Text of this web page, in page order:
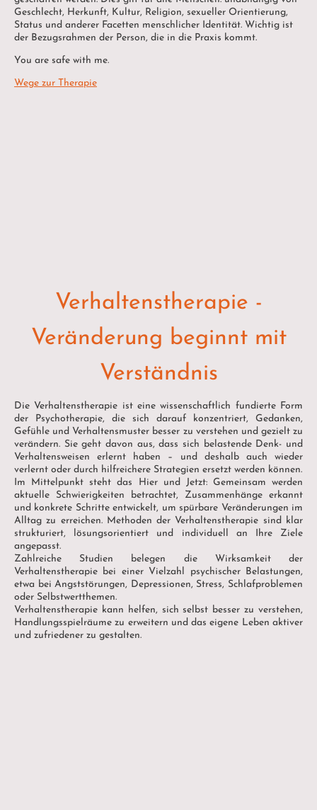
Geschlecht, Herkunft, Kultur, Religion, sexueller Orientierung,
Status und anderer Facetten menschlicher Identität. Wichtig ist
der Bezugsrahmen der Person, die in die Praxis kommt.
You are safe with me.
Wege zur Therapie
Verhaltenstherapie -
Veränderung beginnt mit
Verständnis
Die Verhaltenstherapie ist eine wissenschaftlich fundierte Form
der Psychotherapie, die sich darauf konzentriert, Gedanken,
Gefühle und Verhaltensmuster besser zu verstehen und gezielt zu
verändern. Sie geht davon aus, dass sich belastende Denk- und
Verhaltensweisen erlernt haben – und deshalb auch wieder
verlernt oder durch hilfreichere Strategien ersetzt werden können.
Im Mittelpunkt steht das Hier und Jetzt: Gemeinsam werden
aktuelle Schwierigkeiten betrachtet, Zusammenhänge erkannt
und konkrete Schritte entwickelt, um spürbare Veränderungen im
Alltag zu erreichen. Methoden der Verhaltenstherapie sind klar
strukturiert, lösungsorientiert und individuell an Ihre Ziele
angepasst.
Zahlreiche Studien belegen die Wirksamkeit der
Verhaltenstherapie bei einer Vielzahl psychischer Belastungen,
etwa bei Angststörungen, Depressionen, Stress, Schlafproblemen
oder Selbstwertthemen.
Verhaltenstherapie kann helfen, sich selbst besser zu verstehen,
Handlungsspielräume zu erweitern und das eigene Leben aktiver
und zufriedener zu gestalten.